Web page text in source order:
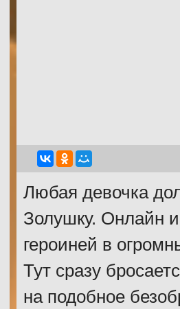
Любая девочка
Золушку. Онлайн
героиней в
Тут сразу
на подобное